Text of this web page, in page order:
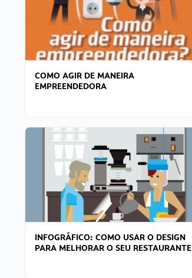
COMO AGIR DE MANEIRA
EMPREENDEDORA
INFOGRÁFICO: COMO USAR O DESIGN
PARA MELHORAR O SEU RESTAURANTE